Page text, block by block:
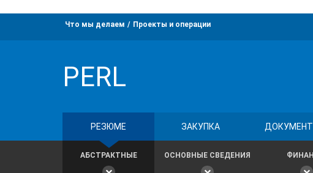
Что мы делаем Проекты и операции
PERL
РЕЗЮМЕ ЗАКУПКА
АБСТРАКТНЫЕ ОСНОВНЫЕ СВЕДЕНИЯ